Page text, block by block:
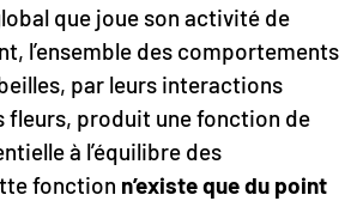
que joue son activité de
l’ensemble des comportements
par leurs interactions
fleurs, produit une fonction de
à l’équilibre des
fonction n’existe que du point